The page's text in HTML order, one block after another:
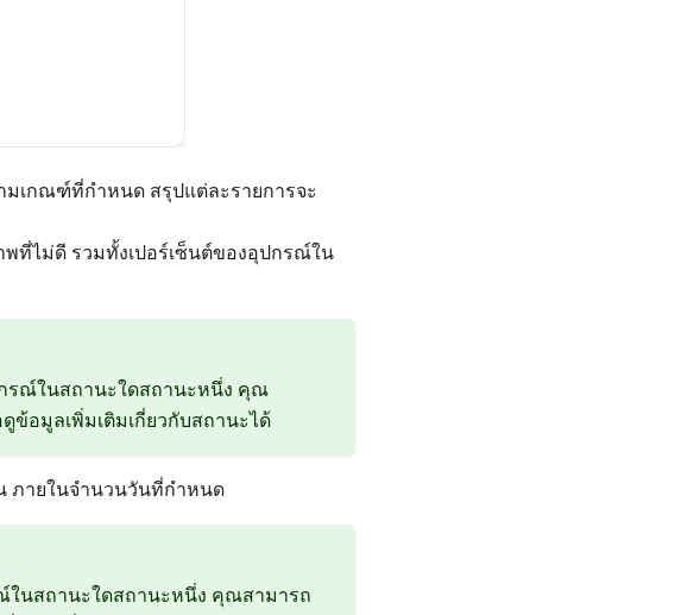
เกณฑ์ที่กำหนด สรุปแต่ละรายการจะ
ไม่ดี รวมทั้งเปอร์เซ็นต์ของอุปกรณ์ใน
รณ์ในสถานะใดสถานะหนึ่ง คุณ
ข้อมูลเพิ่มเติมเกี่ยวกับสถานะได้
ภายในจำนวนวันที่กำหนด
ในสถานะใดสถานะหนึ่ง คุณสามารถ